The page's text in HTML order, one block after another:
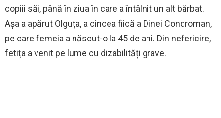
copiii săi, până în ziua în care a întâlnit un alt bărbat.
Așa a apărut Olguța, a cincea fiică a Dinei Condroman,
pe care femeia a născut-o la 45 de ani. Din nefericire,
fetița a venit pe lume cu dizabilități grave.